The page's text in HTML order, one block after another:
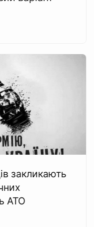
закликають
АТО